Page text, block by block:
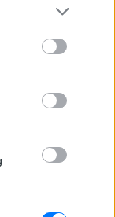
Instagram